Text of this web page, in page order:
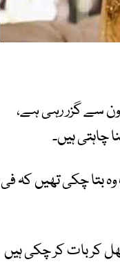
سے گزر رہی ہے،
چاہتی ہیں۔
بتا چکی تھیں کہ فی
کر بات کر چکی ہیں